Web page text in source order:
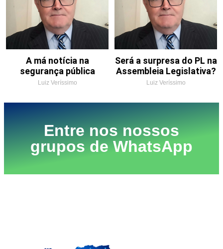
A má notícia na
segurança pública
Luiz Veríssimo
Será a surpresa do PL na
Assembleia Legislativa?
Luiz Veríssimo
Entre nos nossos
grupos de WhatsApp